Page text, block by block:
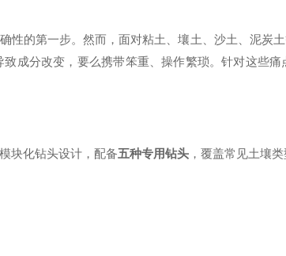
的第一步。然而，面对粘土、壤土、沙土、泥炭
成分改变，要么携带笨重、操作繁琐。针对这些痛
块化钻头设计，配备五种专用钻头 ，覆盖常见土壤类